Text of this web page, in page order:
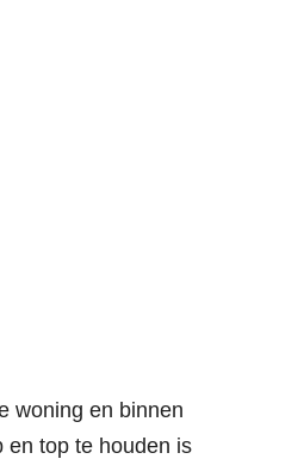
woning en binnen
en top te houden is